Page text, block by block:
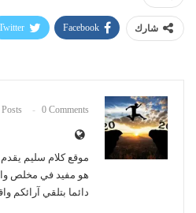
شارك Facebook
0 Comments
موقع كلام سليم
هو مفيد في مخلص
دائما بتلقي آرائكم